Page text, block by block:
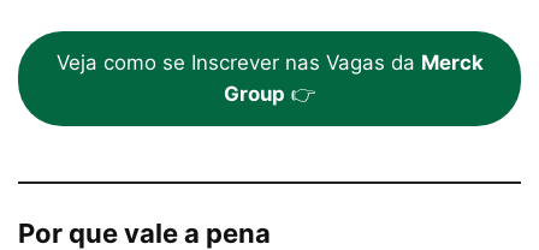
Veja como se Inscrever nas Vagas da Merck
Group 👉
Por que vale a pena